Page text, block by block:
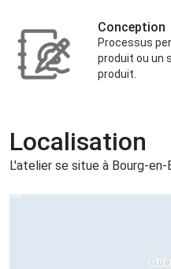
Conception
Processus
produit ou un
produit.
Localisation
L'atelier se situe à Bourg-